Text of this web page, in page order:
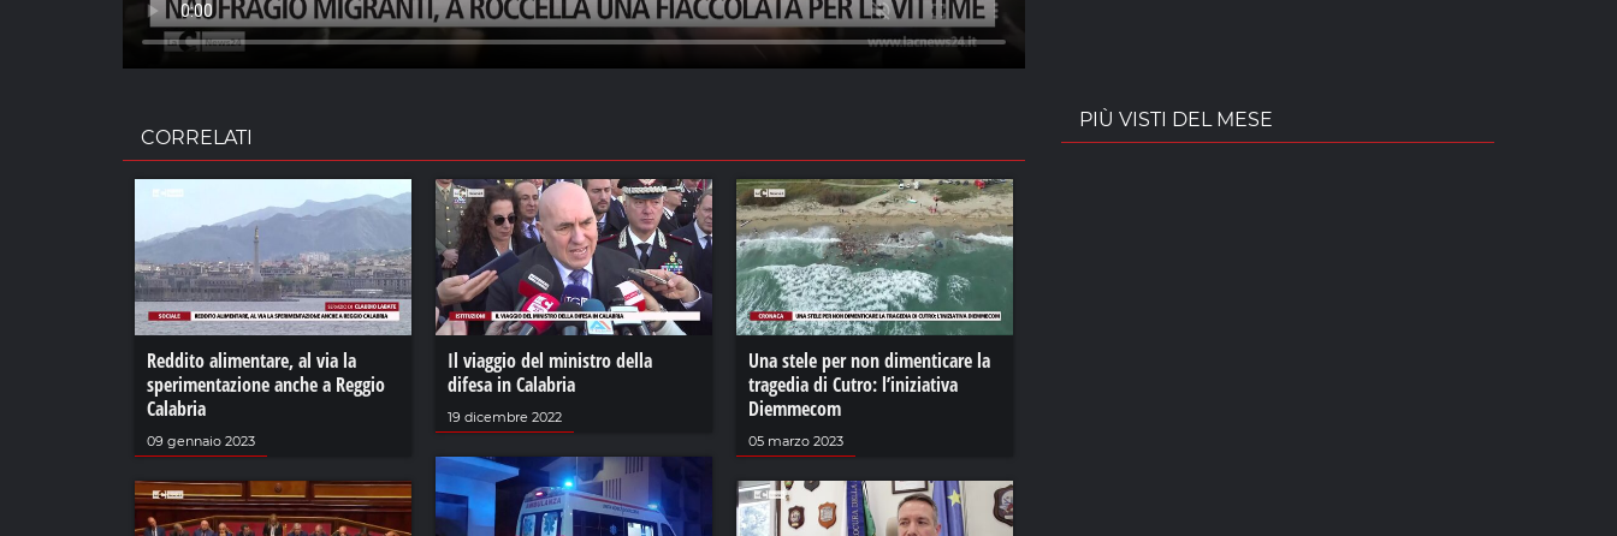
CORRELATI
Reddito alimentare, al via la
sperimentazione anche a Reggio
Calabria
09 gennaio 2023
Il viaggio del ministro della
difesa in Calabria
19 dicembre 2022
Una stele per non dimenticare la
tragedia di Cutro: l’iniziativa
Diemmecom
05 marzo 2023
PIÙ VISTI DEL MESE